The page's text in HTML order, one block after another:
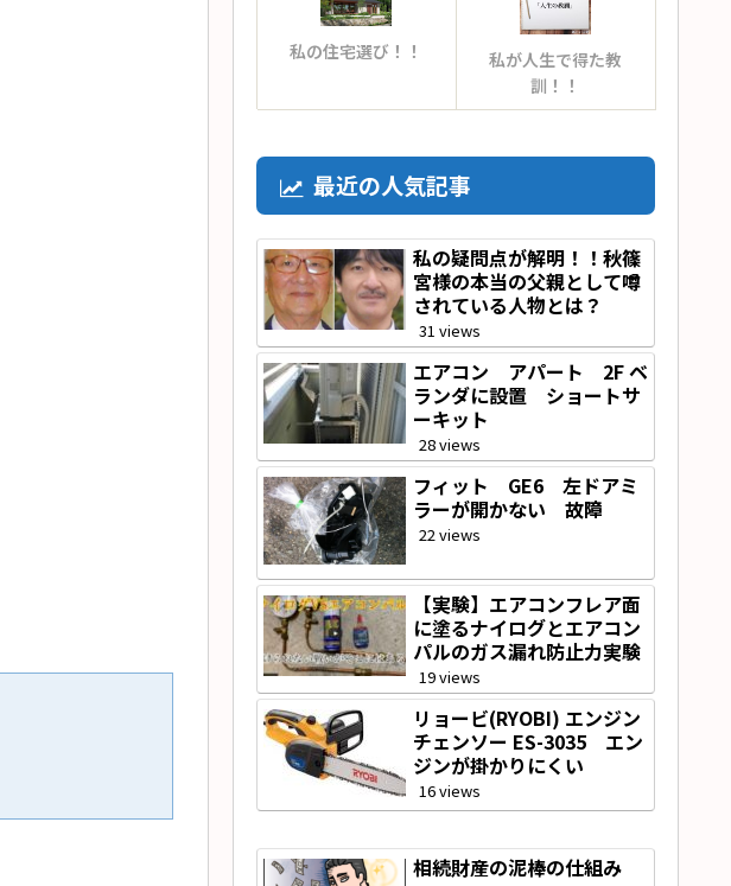
私の住宅選び！！
私が人生で得た教
訓！！
最近の人気記事
私の疑問点が解明！！秋篠
宮様の本当の父親として噂
されている人物とは？
31 views
エアコン アパート 2F ベ
ランダに設置 ショートサ
ーキット
28 views
フィット GE6 左ドアミ
ラーが開かない 故障
22 views
【実験】エアコンフレア面
に塗るナイログとエアコン
パルのガス漏れ防止力実験
19 views
リョービ(RYOBI) エンジン
チェンソー ES-3035 エン
ジンが掛かりにくい
16 views
相続財産の泥棒の仕組み